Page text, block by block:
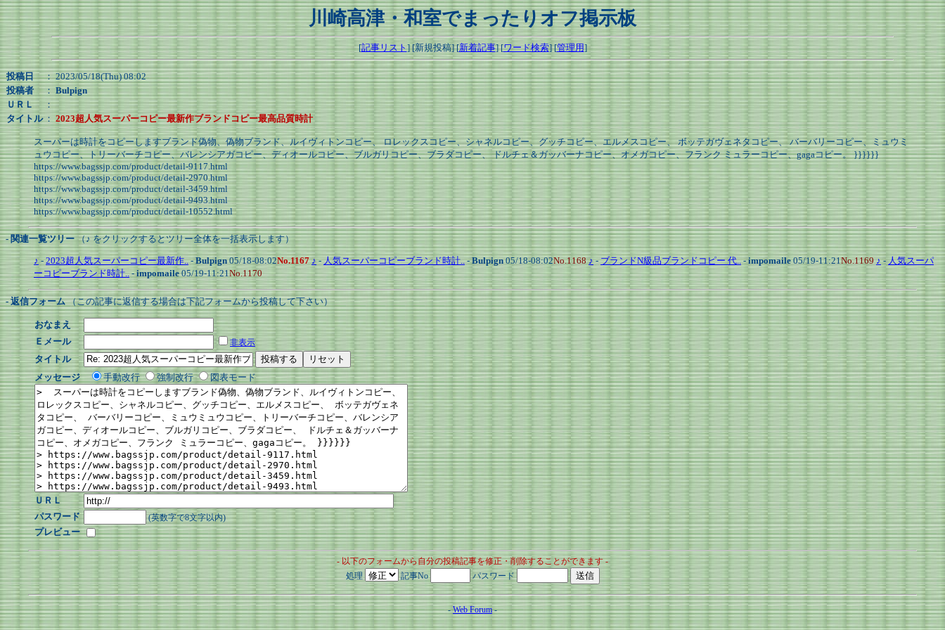
川崎高津・和室でまったりオフ掲示板
[記事リスト] [新規投稿] [新着記事] [ワード検索] [管理用]
投稿日
： 2023/05/18(Thu) 08:02
投稿者
：Bulpign
ＵＲＬ
：
タイトル ：2023超人気スーパーコピー最新作ブランドコピー最高品質時計
スーパーは時計をコピーしますブランド偽物、偽物ブランド、ルイヴィトンコピー、 ロレックスコピー、シャネルコピー、グッチコピー、エルメスコピー、 ボッテガヴェネタコピー、 バーバリーコピー、ミュウミ
ュウコピー、トリーバーチコピー、バレンシアガコピー、ディオールコピー、ブルガリコピー、ブラダコピー、 ドルチェ＆ガッバーナコピー、オメガコピー、フランク ミュラーコピー、gagaコピー。 }}}}}}
https://www.bagssjp.com/product/detail-9117.html
https://www.bagssjp.com/product/detail-2970.html
https://www.bagssjp.com/product/detail-3459.html
https://www.bagssjp.com/product/detail-9493.html
https://www.bagssjp.com/product/detail-10552.html
- 関連一覧ツリー（♪ をクリックするとツリー全体を一括表示します）
♪- 2023超人気スーパーコピー最新作.. -Bulpign05/18-08:02No.1167 ♪ - 人気スーパーコピーブランド時計.. -Bulpign05/18-08:02No.1168 ♪ - ブランドN級品ブランドコピー 代..-impomaile 05/19-11:21No.1169 ♪- 人気スーパ
ーコピーブランド時計.. -impomaile05/19-11:21 No.1170
- 返信フォーム（この記事に返信する場合は下記フォームから投稿して下さい）
おなまえ
Ｅメール
非表示
タイトル
メッセージ
手動改行 強制改行 図表モード
ＵＲＬ
パスワード
(英数字で8文字以内)
プレビュー
- 以下のフォームから自分の投稿記事を修正・削除することができます -
処理
記事No パスワード
-Web Forum-